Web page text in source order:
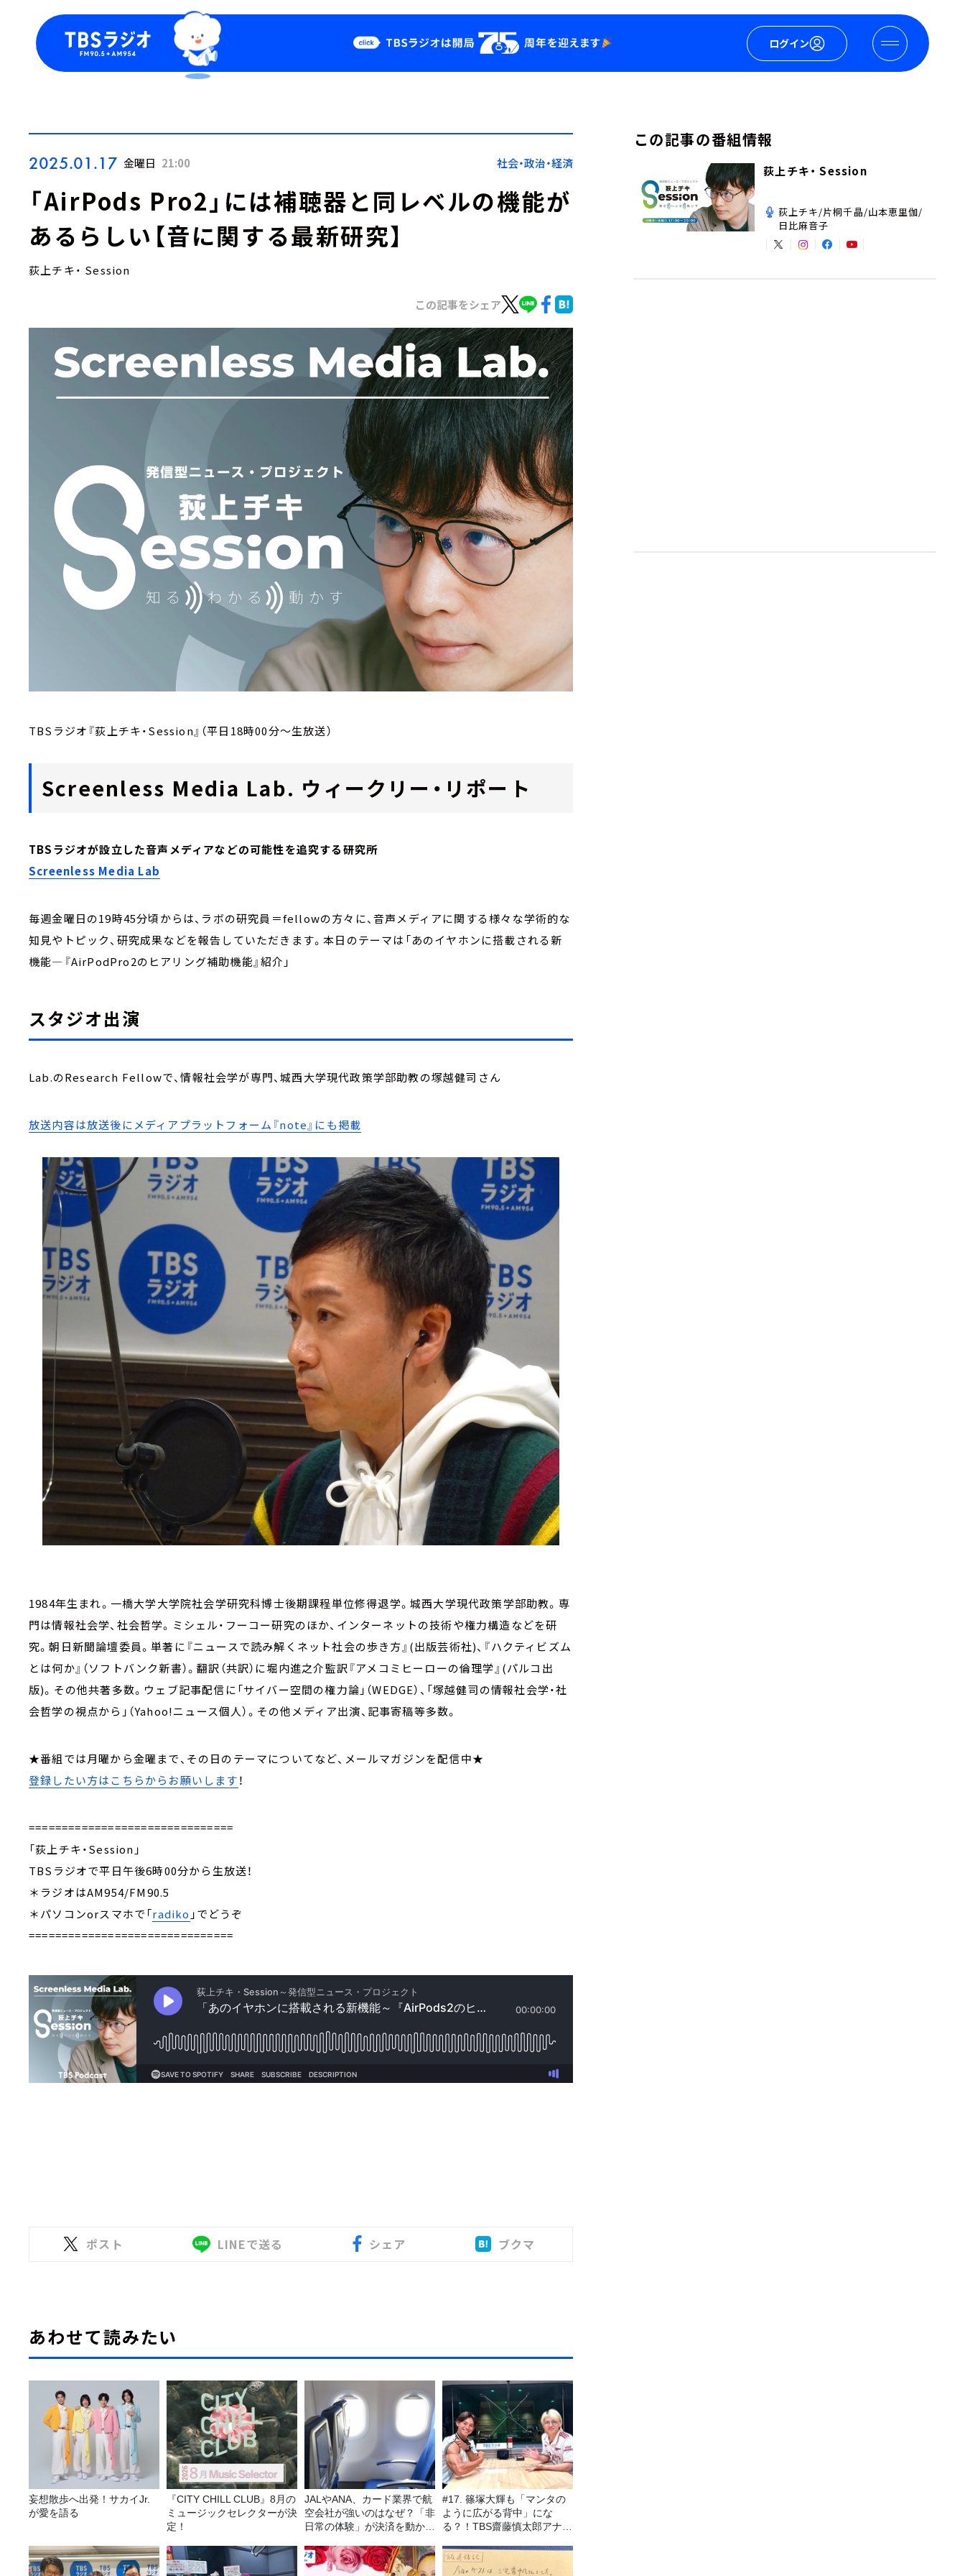
ログイン
Podcast
YouTube
会社情報
2025.01.17 金曜日 21:00 社会・政治・経済
「AirPods Pro2」には補聴器と同レベルの機能が
あるらしい【音に関する最新研究】
荻上チキ・ Session
この記事をシェア
TBSラジオ『荻上チキ・Session』（平日18時00分～生放送）
Screenless Media Lab. ウィークリー・リポート
TBSラジオが設立した音声メディアなどの可能性を追究する研究所
Screenless Media Lab
毎週金曜日の19時45分頃からは、ラボの研究員＝fellowの方々に、音声メディアに関する様々な学術的な
知見やトピック、研究成果などを報告していただきます。本日のテーマは「あのイヤホンに搭載される新
機能―『AirPodPro2のヒアリング補助機能』紹介」
スタジオ出演
Lab.のResearch Fellowで、情報社会学が専門、城西大学現代政策学部助教の塚越健司さん
放送内容は放送後にメディアプラットフォーム『note』にも掲載
1984年生まれ。一橋大学大学院社会学研究科博士後期課程単位修得退学。城西大学現代政策学部助教。専
門は情報社会学、社会哲学。ミシェル・フーコー研究のほか、インターネットの技術や権力構造などを研
究。朝日新聞論壇委員。単著に『ニュースで読み解くネット社会の歩き方』(出版芸術社)、『ハクティビズム
とは何か』（ソフトバンク新書）。翻訳（共訳）に堀内進之介監訳『アメコミヒーローの倫理学』(パルコ出
版)。その他共著多数。ウェブ記事配信に「サイバー空間の権力論」（WEDGE）、「塚越健司の情報社会学・社
会哲学の視点から」（Yahoo!ニュース個人）。その他メディア出演、記事寄稿等多数。
★番組では月曜から金曜まで、その日のテーマについてなど、メールマガジンを配信中★
登録したい方はこちらからお願いします！
===============================
「荻上チキ・Session」
TBSラジオで平日午後6時00分から生放送！
＊ラジオはAM954/FM90.5
＊パソコンorスマホで「radiko 」でどうぞ
===============================
ポスト LINEで送る シェア ブクマ
あわせて読みたい
妄想散歩へ出発！サカイJr.
が愛を語る
『CITY CHILL CLUB』8月の
ミュージックセレクターが決
定！
JALやANA、カード業界で航
空会社が強いのはなぜ？「非
日常の体験」が決済を動かす
#17. 篠塚大輝も「マンタの
ように広がる背中」にな
る？！TBS齋藤慎太郎アナに
力！！
この記事の番組情報
荻上チキ・ Session
荻上チキ/片桐千晶/山本恵里伽/
日比麻音子